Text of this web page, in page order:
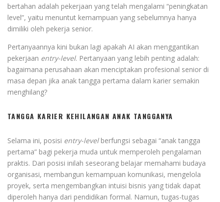
bertahan adalah pekerjaan yang telah mengalami “peningkatan
level”, yaitu menuntut kemampuan yang sebelumnya hanya
dimiliki oleh pekerja senior.
Pertanyaannya kini bukan lagi apakah AI akan menggantikan
pekerjaan entry-level. Pertanyaan yang lebih penting adalah:
bagaimana perusahaan akan menciptakan profesional senior di
masa depan jika anak tangga pertama dalam karier semakin
menghilang?
TANGGA KARIER KEHILANGAN ANAK TANGGANYA
Selama ini, posisi entry-levelberfungsi sebagai “anak tangga
pertama” bagi pekerja muda untuk memperoleh pengalaman
praktis. Dari posisi inilah seseorang belajar memahami budaya
organisasi, membangun kemampuan komunikasi, mengelola
proyek, serta mengembangkan intuisi bisnis yang tidak dapat
diperoleh hanya dari pendidikan formal. Namun, tugas-tugas